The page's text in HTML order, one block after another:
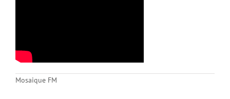
Mosaique FM